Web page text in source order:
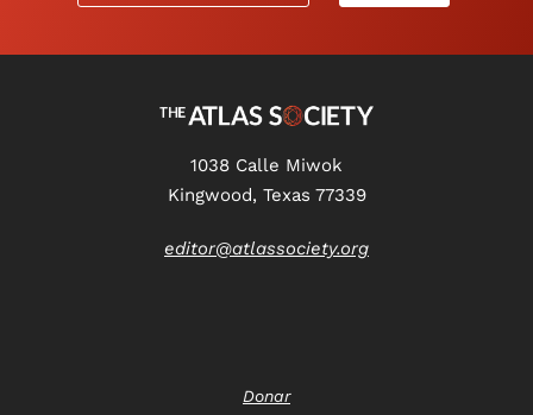
1038 Calle Miwok
Kingwood, Texas 77339
editor@atlassociety.org
Donar